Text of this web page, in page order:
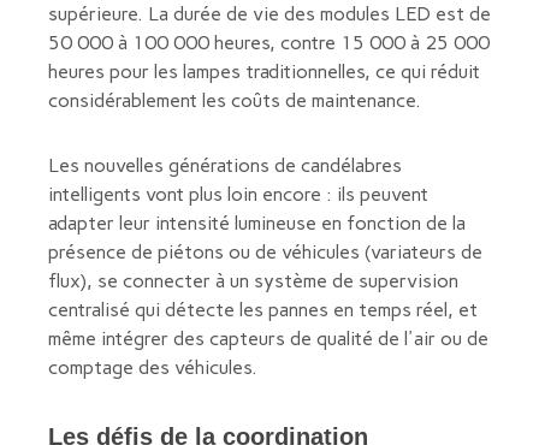
supérieure. La durée de vie des modules LED est de
50 000 à 100 000 heures, contre 15 000 à 25 000
heures pour les lampes traditionnelles, ce qui réduit
considérablement les coûts de maintenance.
Les nouvelles générations de candélabres
intelligents vont plus loin encore : ils peuvent
adapter leur intensité lumineuse en fonction de la
présence de piétons ou de véhicules (variateurs de
flux), se connecter à un système de supervision
centralisé qui détecte les pannes en temps réel, et
même intégrer des capteurs de qualité de l'air ou de
comptage des véhicules.
Les défis de la coordination